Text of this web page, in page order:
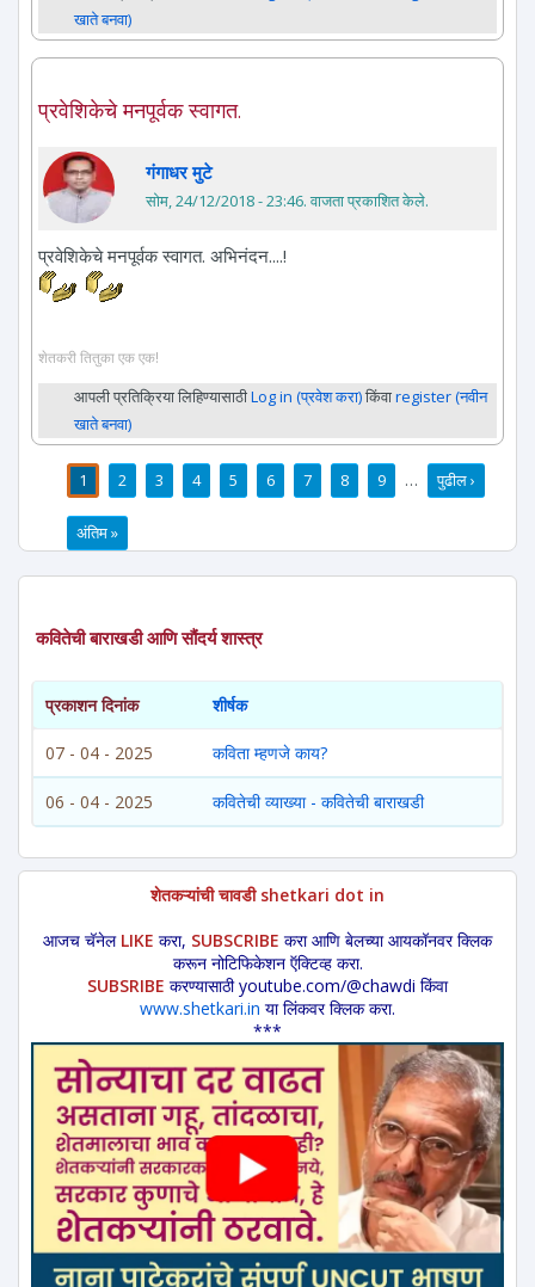
खाते बनवा)
प्रवेशिकेचे मनपूर्वक स्वागत.
गंगाधर मुटे
सोम, 24/12/2018 - 23:46. वाजता प्रकाशित केले.
प्रवेशिकेचे मनपूर्वक स्वागत. अभिनंदन....!
शेतकरी तितुका एक एक!
आपली प्रतिक्रिया लिहिण्यासाठीLog in (प्रवेश करा)किंवाregister (नवीन
खाते बनवा)
पाने 1 2 3 4 5 6 7 8 9 … पुढील ›
अंतिम »
कवितेची बाराखडी आणि सौंदर्य शास्त्र
प्रकाशन दिनांक शीर्षक
07 - 04 - 2025 कविता म्हणजे काय?
06 - 04 - 2025 कवितेची व्याख्या - कवितेची बाराखडी
शेतकऱ्यांची चावडी shetkari dot in
आजच चॅनेल LIKE करा, SUBSCRIBE करा आणि बेलच्या आयकॉनवर क्लिक
करून नोटिफिकेशन ऍक्टिव्ह करा.
SUBSRIBE करण्यासाठी youtube.com/@chawdi किंवा
www.shetkari.in या लिंकवर क्लिक करा.
***